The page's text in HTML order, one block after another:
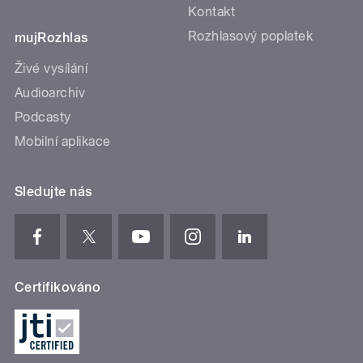
mujRozhlas
Živé vysílání
Audioarchiv
Podcasty
Mobilní aplikace
Kontakt
Rozhlasový poplatek
Sledujte nás
Certifikováno